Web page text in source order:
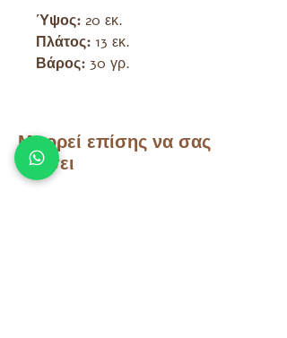
Ύψος: 20 εκ.
Πλάτος: 13 εκ.
Βάρος: 30 γρ.
Μπορεί επίσης να σας
αρέσει